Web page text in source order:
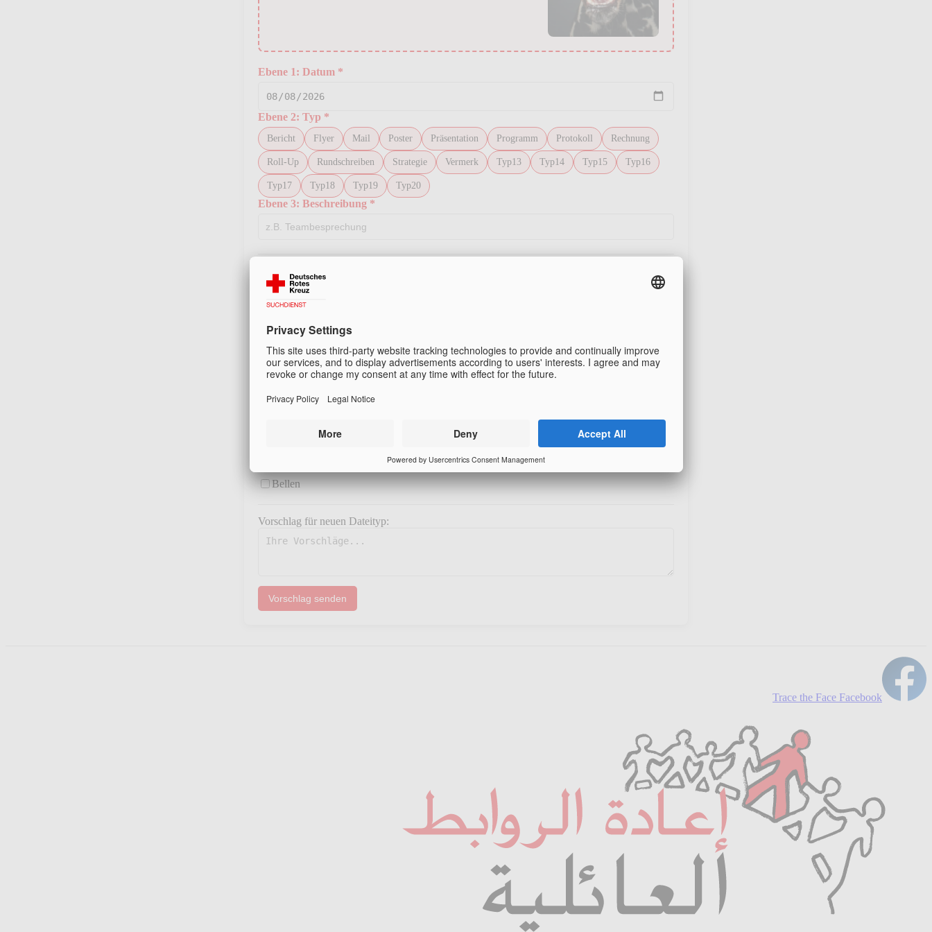
Ebene 1: Datum *
Ebene 2: Typ *
Bericht Flyer Mail Poster Präsentation Programm Protokoll Rechnung
Roll‑Up Rundschreiben Strategie Vermerk Typ13 Typ14 Typ15 Typ16
Typ17 Typ18 Typ19 Typ20
Ebene 3: Beschreibung *
Standardisierter Name:
Umbenennen Name kopieren
Bellen
Vorschlag für neuen Dateityp:
Vorschlag senden
Trace the Face Facebook